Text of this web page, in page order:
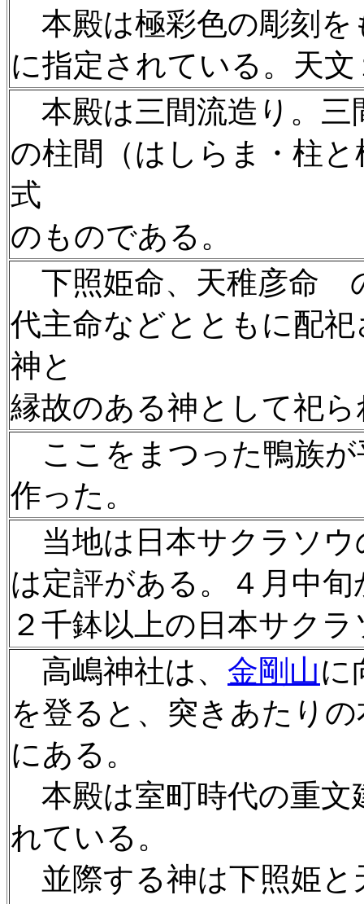
本殿は極彩色の彫刻を
に指定されている。天
本殿は三間流造り。三
の柱間（はしらま・柱
式
のものである。
下照姫命、天稚彦命
代主命などとともに配
神と
縁故のある神として祀
ここをまつった鴨族が
作った。
当地は日本サクラソウ
は定評がある。４月中
２千鉢以上の日本サク
高嶋神社は、 金剛山に
を登ると、突きあたり
にある。
本殿は室町時代の重文
れている。
並際する神は下照姫と